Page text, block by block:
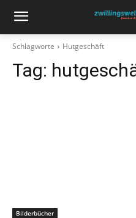
Schlagworte Hutgeschäft
Tag:
Bilderbücher